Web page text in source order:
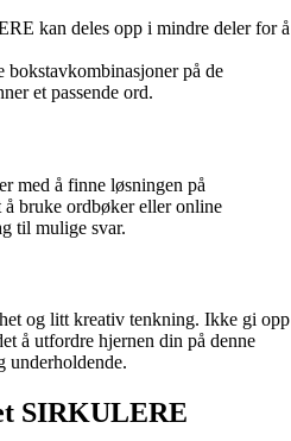
kan deles opp i mindre deler for å
bokstavkombinasjoner på de
et passende ord.
med å finne løsningen på
bruke ordbøker eller online
til mulige svar.
og litt kreativ tenkning. Ikke gi opp
å utfordre hjernen din på denne
underholdende.
SIRKULERE